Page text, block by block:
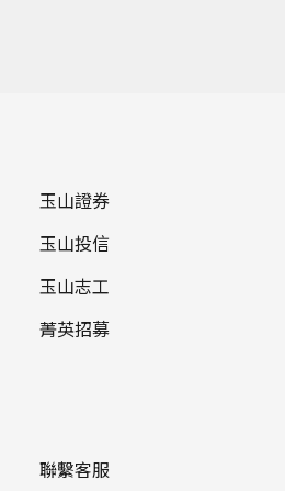
玉山證券
玉山投信
玉山志工
菁英招募
聯繫客服